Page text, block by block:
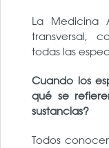
La Medicina
transversal,
todas las
Cuando los
qué se
sustancias?
Todos